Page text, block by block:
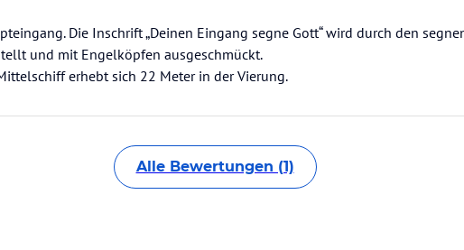
Die Inschrift „Deinen Eingang segne Gott“ wird durch den
und mit Engelköpfen ausgeschmückt.
erhebt sich 22 Meter in der Vierung.
Alle Bewertungen (1)